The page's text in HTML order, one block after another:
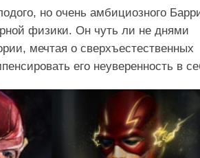
но очень амбициозного
физики. Он чуть ли не днями
мечтая о сверхъестественных
его неуверенность в